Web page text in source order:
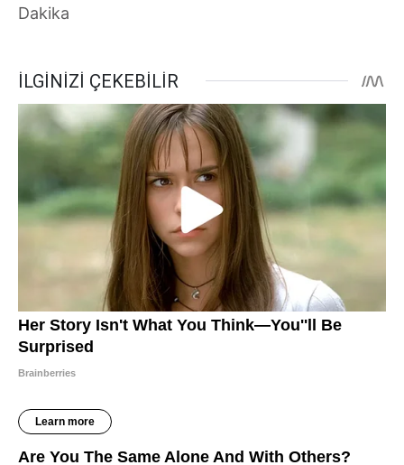
Dakika